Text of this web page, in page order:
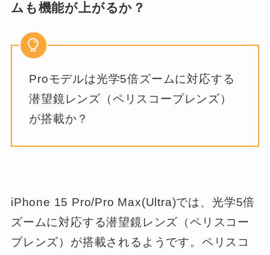
ムも機能が上がるか？
Proモデルは光学5倍ズームに対応する
潜望鏡レンズ（ペリスコープレンズ）
が搭載か？
iPhone 15 Pro/Pro Max(Ultra)では、光学5倍
ズームに対応する潜望鏡レンズ（ペリスコー
プレンズ）が搭載されるようです。ペリスコ